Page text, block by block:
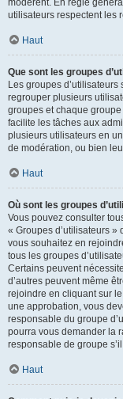
modèrent. En règle
utilisateurs respectent les
Haut
Que sont les groupes
Les groupes
regrouper plusieurs
groupes et chaque
facilite les tâches aux
plusieurs utilisateurs en
de modération, ou bien
Haut
Où sont les groupes
Vous pouvez consulter
« Groupes d’utilisateurs »
vous souhaitez en
tous les groupes
Certains peuvent
d’autres peuvent même
rejoindre en cliquant sur
une approbation, vous
responsable du groupe
pourra vous demander la
responsable de groupe
Haut